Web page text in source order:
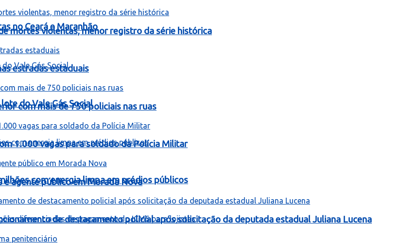
no Ceará e Maranhão
do Vale Gás Social
com energia limpa em prédios públicos
mortes violentas, menor registro da série histórica
estradas estaduais
com mais de 750 policiais nas ruas
1.000 vagas para soldado da Polícia Militar
agente público em Morada Nova
de destacamento policial após solicitação da deputada estadual Juliana Lucena